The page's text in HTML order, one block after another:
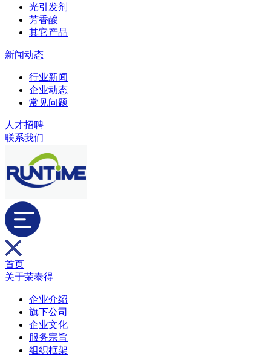
光引发剂
芳香酸
其它产品
新闻动态
行业新闻
企业动态
常见问题
人才招聘
联系我们
首页
关于荣泰得
企业介绍
旗下公司
企业文化
服务宗旨
组织框架